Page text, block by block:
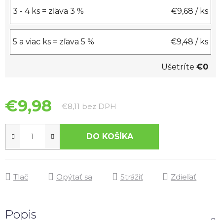
3 - 4 ks = zľava 3 % €9,68 / ks
5 a viac ks = zľava 5 % €9,48 / ks
Ušetríte €0
€9,98 €8,11 bez DPH
DO KOŠÍKA
Tlač Opýtať sa Strážiť Zdieľať
Popis